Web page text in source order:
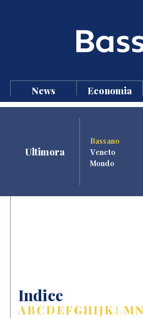
News Economia
Ultimora
Bassano
Veneto
Mondo
Indice
ABCDEFGHIJKLMN